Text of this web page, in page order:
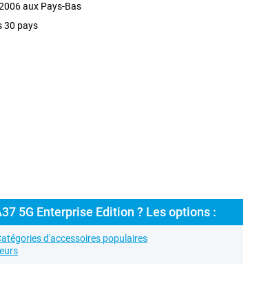
aux Pays-Bas
30 pays
5G Enterprise Edition ? Les options :
d'accessoires populaires